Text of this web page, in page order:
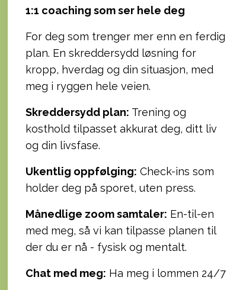
1:1 coaching som ser hele deg
For deg som trenger mer enn en ferdig
plan. En skreddersydd løsning for
kropp, hverdag og din situasjon, med
meg i ryggen hele veien.
Skreddersydd plan: Trening og
kosthold tilpasset akkurat deg, ditt liv
og din livsfase.
Ukentlig oppfølging: Check-ins som
holder deg på sporet, uten press.
Månedlige zoom samtaler: En-til-en
med meg, så vi kan tilpasse planen til
der du er nå - fysisk og mentalt.
Chat med meg: Ha meg i lommen 24/7